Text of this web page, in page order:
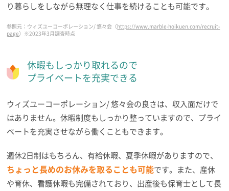
り暮らしをしながら無理なく仕事を続けることも可能です。
参照元：ウィズユーコーポレーション/ 悠々会（https://www.marble-hoikuen.com/recruit-
page）※2023年3月調査時点
休暇もしっかり取れるので
プライベートを充実できる
ウィズユーコーポレーション/ 悠々会の良さは、収入面だけで
はありません。休暇制度もしっかり整っていますので、プライ
ベートを充実させながら働くこともできます。
週休2日制はもちろん、有給休暇、夏季休暇がありますので、
ちょっと長めのお休みを取ることも可能です。また、産休
や育休、看護休暇も完備されており、出産後も保育士として長